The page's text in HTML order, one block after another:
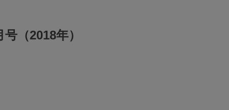
（2018年）